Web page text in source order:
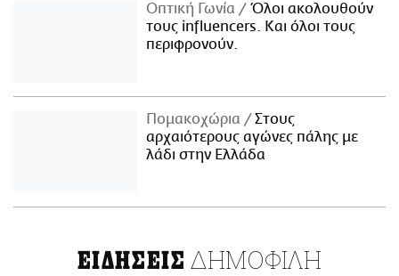
Οπτική Γωνία
Όλοι ακολουθούν
τους influencers. Και όλοι τους
περιφρονούν.
Πομακοχώρια
Στους
αρχαιότερους αγώνες πάλης με
λάδι στην Ελλάδα
ΕΙΔΗΣΕΙΣ ΔΗΜΟΦΙΛΗ